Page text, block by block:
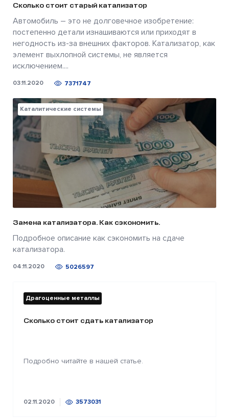
Сколько стоит старый катализатор
Автомобиль – это не долговечное изобретение:
постепенно детали изнашиваются или приходят в
негодность из-за внешних факторов. Катализатор, как
элемент выхлопной системы, не является
исключением....
03.11.2020 7371747
Каталитические системы
Замена катализатора. Как сэкономить.
Подробное описание как сэкономить на сдаче
катализатора.
04.11.2020 5026597
Драгоценные металлы
Сколько стоит сдать катализатор
Подробно читайте в нашей статье.
02.11.2020 3573031